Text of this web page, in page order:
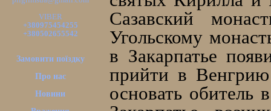
VIBER
+380975454255
+380502655542
Замовити поїздку
Про нас
Новини
Сазавский
Угольскому
в Закарпатье
прийти в
основать